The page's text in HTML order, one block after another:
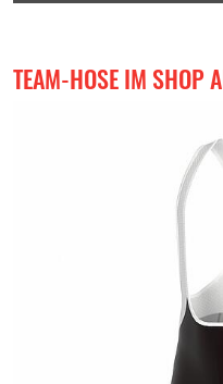
TEAM-HOSE IM SHOP